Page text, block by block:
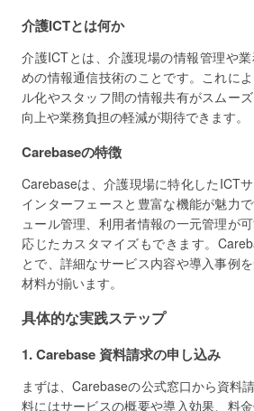
介護ICTとは何か
介護ICTとは、介護現場の情報管理や
めの情報通信技術のことです。これに
ル化やスタッフ間の情報共有がスムー
向上や業務負担の軽減が期待できます。
Carebaseの特徴
Carebaseは、介護現場に特化したICT
インターフェースと豊富な機能が魅力
ュール管理、利用者情報の一元管理が
応じたカスタマイズもできます。
とで、詳細なサービス内容や導入事例
材料が揃います。
具体的な実践ステップ
1. Carebase 資料請求の申し込み
まずは、Carebaseの公式窓口から資料
料にはサービスの概要や導入効果、料